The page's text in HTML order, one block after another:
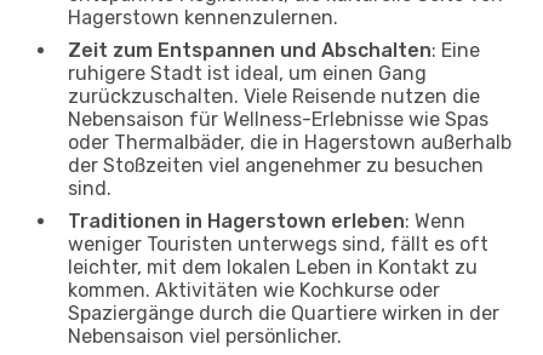
Hagerstown kennenzulernen.
Zeit zum Entspannen und Abschalten: Eine
ruhigere Stadt ist ideal, um einen Gang
zurückzuschalten. Viele Reisende nutzen die
Nebensaison für Wellness-Erlebnisse wie Spas
oder Thermalbäder, die in Hagerstown außerhalb
der Stoßzeiten viel angenehmer zu besuchen
sind.
Traditionen in Hagerstown erleben: Wenn
weniger Touristen unterwegs sind, fällt es oft
leichter, mit dem lokalen Leben in Kontakt zu
kommen. Aktivitäten wie Kochkurse oder
Spaziergänge durch die Quartiere wirken in der
Nebensaison viel persönlicher.